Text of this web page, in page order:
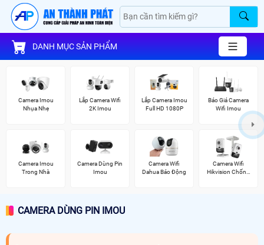
DANH MỤC SẢN PHẨM
Camera Imou
Nhụa Nhẹ
Lắp Camera Wifi
2K Imou
Lắp Camera Imou
Full HD 1080P
Báo Giá Camera
Wifi Imou
Camera Imou
Trong Nhà
Camera Dùng Pin
Imou
Camera Wifi
Dahua Báo Động
Camera Wifi
Hikvision Chống
CAMERA DÙNG PIN IMOU